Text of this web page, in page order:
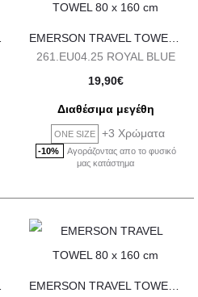
261.EU04.25 ROYAL BLUE
19,90€
Διαθέσιμα μεγέθη
ONE SIZE +3 Χρώματα
-10%
Αγοράζοντας απο το φυσικό
μας κατάστημα